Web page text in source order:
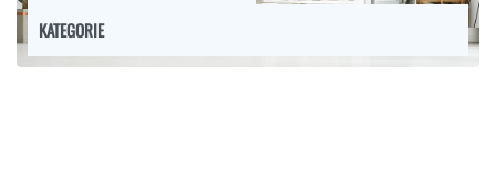
KATEGORIE